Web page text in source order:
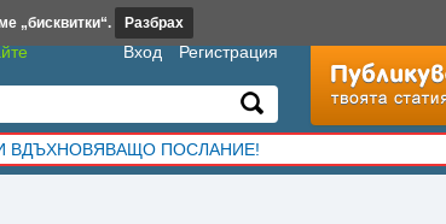
Вход Регистрация
ВДЪХНОВЯВАЩО ПОСЛАНИЕ!
„бисквитки“. Разбрах